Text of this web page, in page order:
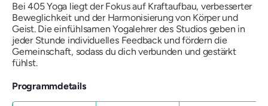
Bei 405 Yoga liegt der Fokus auf Kraftaufbau, verbesserter
Beweglichkeit und der Harmonisierung von Körper und
Geist. Die einfühlsamen Yogalehrer des Studios geben in
jeder Stunde individuelles Feedback und fördern die
Gemeinschaft, sodass du dich verbunden und gestärkt
fühlst.
Programmdetails